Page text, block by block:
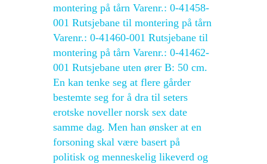
montering på tårn Varenr.: 0-41458-
001 Rutsjebane til montering på tårn
Varenr.: 0-41460-001 Rutsjebane til
montering på tårn Varenr.: 0-41462-
001 Rutsjebane uten ører B: 50 cm.
En kan tenke seg at flere gårder
bestemte seg for å dra til seters
erotske noveller norsk sex date
samme dag. Men han ønsker at en
forsoning skal være basert på
politisk og menneskelig likeverd og